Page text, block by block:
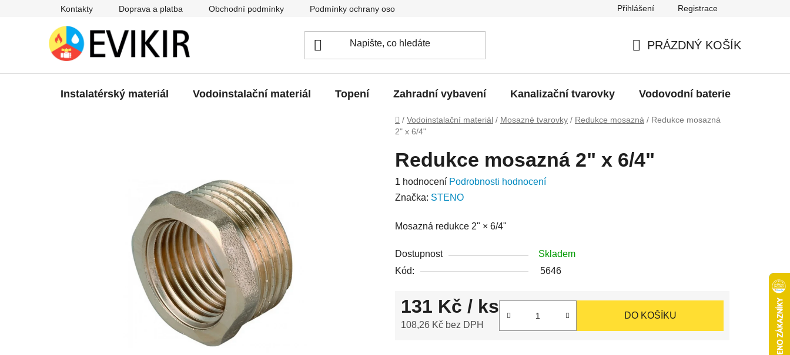
Kontakty Doprava a platba Obchodní podmínky Podmínky ochrany osobních údajů Přihlášení Registrace
KOŠÍK
PRÁZDNÝ KOŠÍK
Instalatérský materiál Vodoinstalační materiál Topení Zahradní vybavení Kanalizační tvarovky Vodovodní baterie
Domů
/ Vodoinstalační materiál / Mosazné tvarovky / Redukce mosazná / Redukce mosazná
2" x 6/4"
Redukce mosazná 2" x 6/4"
Průměrné
hodnocení
je
z
5
1 hodnocení Podrobnosti hodnocení
Značka: STENO
Mosazná redukce 2" × 6/4"
Dostupnost
Skladem
Kód:
5646
131 Kč / ks
108,26 Kč bez DPH
DO KOŠÍKU